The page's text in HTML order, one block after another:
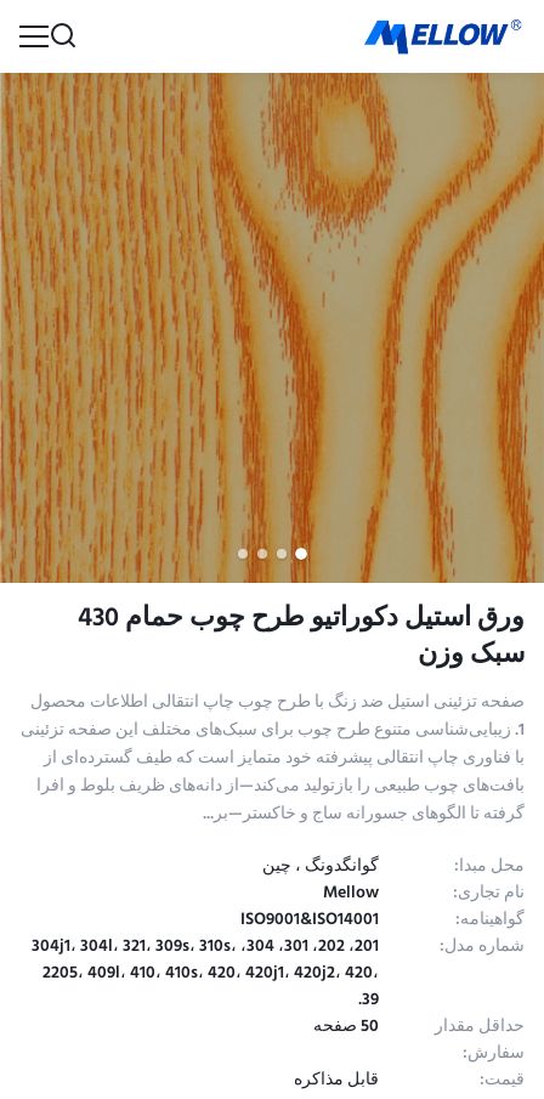
ورق استیل دکوراتیو طرح چوب حمام 430
سبک وزن
صفحه تزئینی استیل ضد زنگ با طرح چوب چاپ انتقالی اطلاعات محصول
1. زیبایی‌شناسی متنوع طرح چوب برای سبک‌های مختلف​ این صفحه تزئینی
با فناوری چاپ انتقالی پیشرفته خود متمایز است که طیف گسترده‌ای از
بافت‌های چوب طبیعی را بازتولید می‌کند—از دانه‌های ظریف بلوط و افرا
گرفته تا الگوهای جسورانه ساج و خاکستر—بر...
محل مبدا:
گوانگدونگ ، چین
نام تجاری: Mellow
گواهینامه: ISO9001&ISO14001
شماره مدل: 201، 202، 301، 304، 304j1، 304l، 321، 309s، 310s،
2205، 409l، 410، 410s، 420، 420j1، 420j2، 420،
39.
حداقل مقدار
سفارش:
50 صفحه
قیمت:
قابل مذاکره